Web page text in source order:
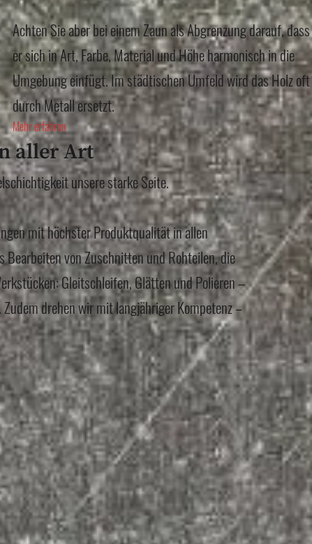
Achten Sie aber bei einem Zaun als Abgrenzung darauf, dass
er sich in Art, Farbe, Material und Höhe harmonisch in die
Umgebung einfügt. Im städtischen Umfeld wird das Holz oft
durch Metall ersetzt.
Mehr erfahren
aller Art
unsere starke Seite.
mit höchster Produktqualität in allen
Bearbeiten von Zuschnitten und Rohteilen, die
Gleitschleifen, Glätten und Polieren –
drehen wir mit langjähriger Kompetenz –